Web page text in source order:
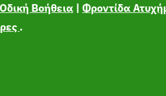
Βοήθεια |Φροντίδα
.